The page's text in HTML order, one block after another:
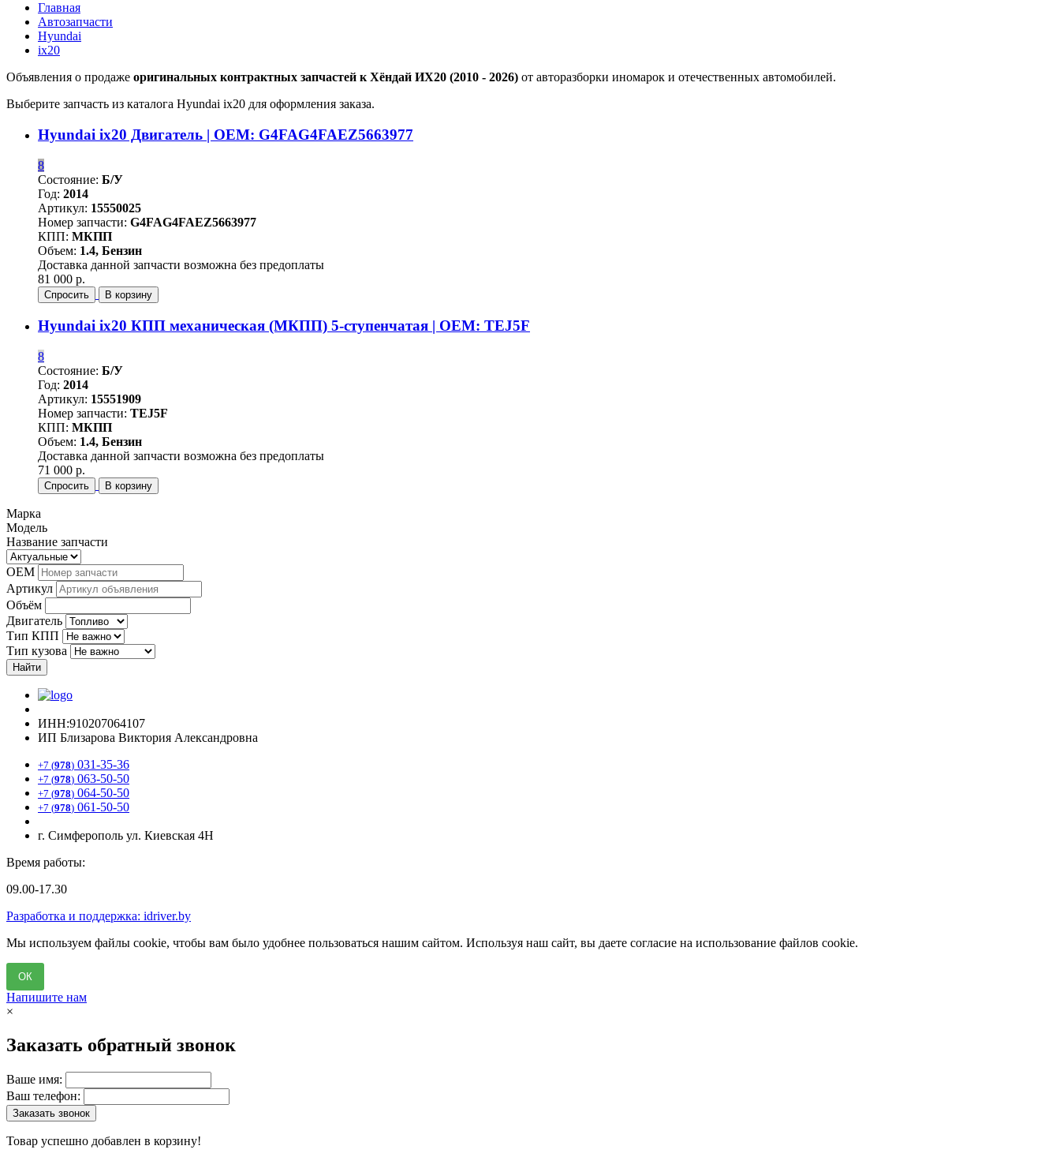
Главная
Автозапчасти
Hyundai
ix20
Объявления о продаже оригинальных контрактных запчастей к Хёндай ИХ20 (2010 - 2026) от авторазборки иномарок и отечественных автомобилей.
Выберите запчасть из каталога Hyundai ix20 для оформления заказа.
Hyundai ix20 Двигатель | OEM: G4FAG4FAEZ5663977
8
Состояние: Б/У
Год: 2014
Артикул: 15550025
Номер запчасти: G4FAG4FAEZ5663977
КПП: МКПП
Объем: 1.4, Бензин
Доставка данной запчасти возможна без предоплаты
81 000 р.
Спросить В корзину
Hyundai ix20 КПП механическая (МКПП) 5-ступенчатая | OEM: TEJ5F
8
Состояние: Б/У
Год: 2014
Артикул: 15551909
Номер запчасти: TEJ5F
КПП: МКПП
Объем: 1.4, Бензин
Доставка данной запчасти возможна без предоплаты
71 000 р.
Спросить В корзину
Марка
Модель
Название запчасти
OEM
Артикул
Объём
Двигатель
Тип КПП
Тип кузова
Найти
ИНН:910207064107
ИП Близарова Виктория Александровна
+7 (978) 031-35-36
+7 (978) 063-50-50
+7 (978) 064-50-50
+7 (978) 061-50-50
г. Симферополь ул. Киевская 4Н
Время работы:
09.00-17.30
Разработка и поддержка: idriver.by
Мы используем файлы cookie, чтобы вам было удобнее пользоваться нашим сайтом. Используя наш сайт, вы даете согласие на использование файлов cookie.
ОК
Напишите нам
×
Заказать обратный звонок
Ваше имя:
Ваш телефон:
Заказать звонок
Товар успешно добавлен в корзину!